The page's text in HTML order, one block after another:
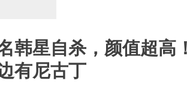
韩星自杀，颜值超高
有尼古丁